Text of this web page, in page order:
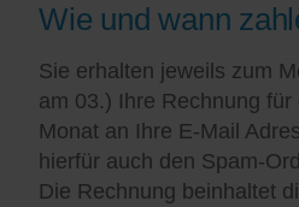
Wie und wann
Sie erhalten jeweils zum
am 03.) Ihre Rechnung für
Monat an Ihre E-Mail
hierfür auch den Spam-
Die Rechnung beinhaltet